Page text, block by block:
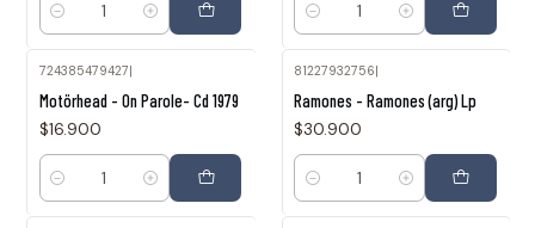
Cantidad Cantidad
724385479427|
Motörhead - On Parole- Cd 1979
$16.900
Cantidad
81227932756|
Ramones - Ramones (arg) Lp
$30.900
Cantidad